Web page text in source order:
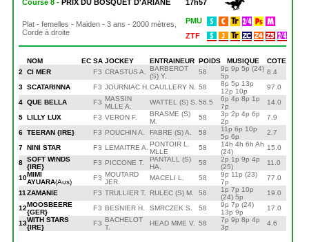
Course 8 -PRIX DU BOSQUET D'ARIANE 17h57
Plat - femelles - Maiden - 3 ans - 2000 mètres,
Corde à droite
PMU
ZTF
NOM ECSAJOCKEY ENTRAINEUR POIDS MUSIQUE
COTE
2
CI MER F3 CRASTUS A.
BARBEROT
(S) Y.
58
9p 9p 5p (24)
5p
8.4
3 SCATARINNA F3 JOURNIAC H. CAULLERY N. 58
8p 5p 13p
12p 10p
97.0
4 QUE BELLA F3 MASSIN
MLLE A.
WATTEL (S) S. 56.5
6p 4p 8p 1p
7p
14.0
5 LILLY LUX F3 VERON F.
BRASME (S)
M.
58
3p 2p 4p 6p
2p
7.9
6 TEERAN {IRE} F3 POUCHIN A. FABRE (S) A. 58
11p 6p 10p
5p 6p
2.7
7 NINI STAR F3 LEMAITRE A. PONTOIR L.
MLLE
58
14h 4h 6h Ah
(24)
15.0
8 SOFT WINDS
{IRE}
F3 PICCONE T.
PANTALL (S)
HA.
58
2p 1p 9p 4p
(25)
11.0
10MIMI
AYUARA(Aus)
F3 MOUTARD
JER.
MACELI L. 58
9p 11p (23)
7p
77.0
11 ZAMANIE F3 TRULLIER T. RULEC (S) M. 58
1p 7p 10p
(24) 5p
19.0
12MOOSBEERE
{GER}
F3 BESNIER H. SMRCZEK S. 58
9p 7p (24)
13p 9p
17.0
13WITH STARS
{IRE}
F3 BACHELOT
T.
HEAD MME V. 58
7p 9p 8p 4p
3p
4.6